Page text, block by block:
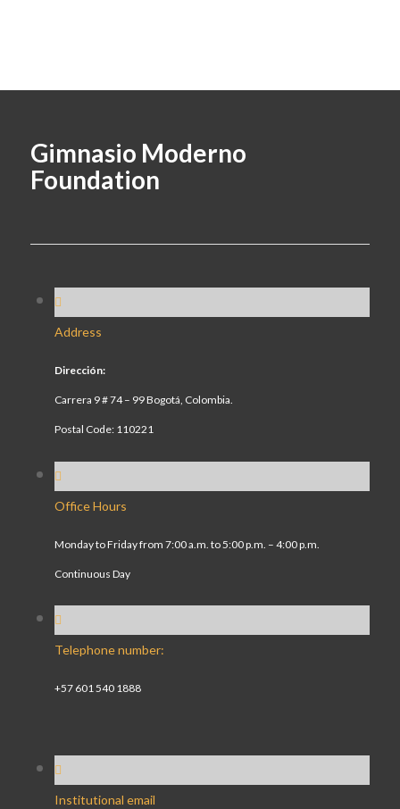
Gimnasio Moderno
Foundation
Address
Dirección:
Carrera 9 # 74 – 99 Bogotá, Colombia.
Postal Code: 110221
Office Hours
Monday to Friday from 7:00 a.m. to 5:00 p.m. – 4:00 p.m.
Continuous Day
Telephone number:
+57 601 540 1888
Institutional email